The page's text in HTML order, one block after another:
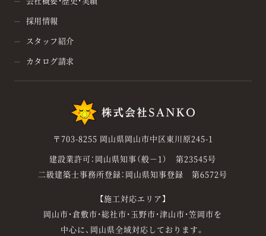
採用情報
スタッフ紹介
カタログ請求
〒703-8255 岡山県岡山市中区東川原245-1
建設業許可：岡山県知事（般－1） 第23545号
二級建築士事務所登録：岡山県知事登録 第6572号
【施工対応エリア】
岡山市・倉敷市・総社市・玉野市・津山市・笠岡市を
中心に、岡山県全域対応しております。